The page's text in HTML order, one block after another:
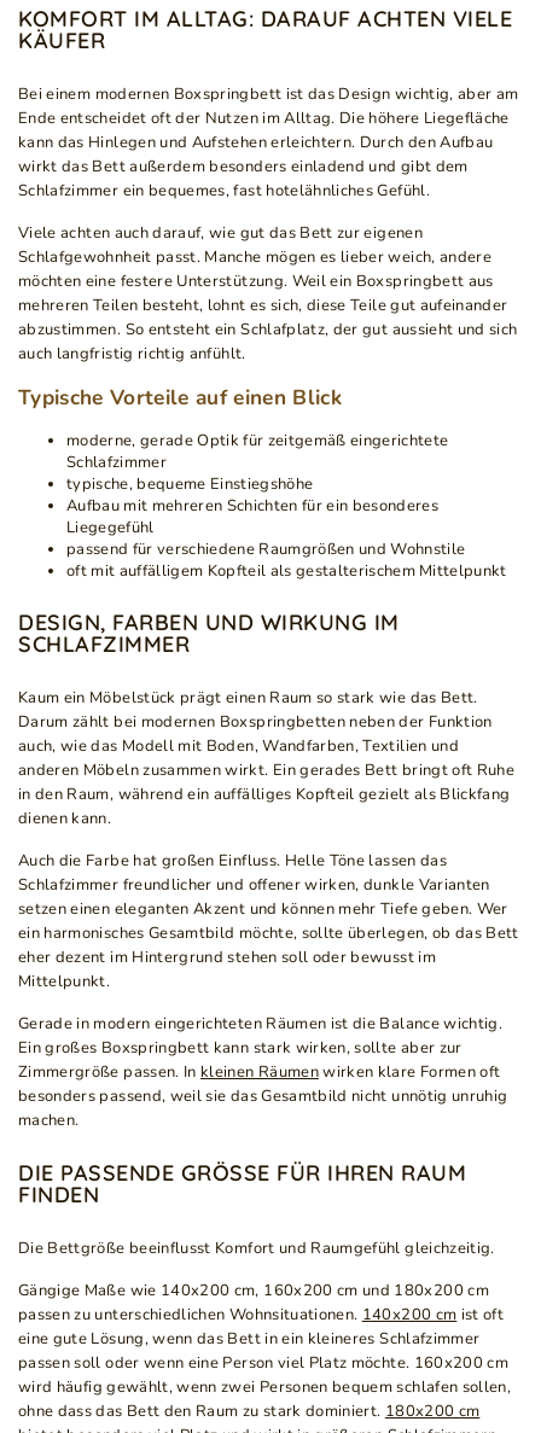
KOMFORT IM ALLTAG: DARAUF ACHTEN VIELE
KÄUFER
Bei einem modernen Boxspringbett ist das Design wichtig, aber am
Ende entscheidet oft der Nutzen im Alltag. Die höhere Liegefläche
kann das Hinlegen und Aufstehen erleichtern. Durch den Aufbau
wirkt das Bett außerdem besonders einladend und gibt dem
Schlafzimmer ein bequemes, fast hotelähnliches Gefühl.
Viele achten auch darauf, wie gut das Bett zur eigenen
Schlafgewohnheit passt. Manche mögen es lieber weich, andere
möchten eine festere Unterstützung. Weil ein Boxspringbett aus
mehreren Teilen besteht, lohnt es sich, diese Teile gut aufeinander
abzustimmen. So entsteht ein Schlafplatz, der gut aussieht und sich
auch langfristig richtig anfühlt.
Typische Vorteile auf einen Blick
moderne, gerade Optik für zeitgemäß eingerichtete
Schlafzimmer
typische, bequeme Einstiegshöhe
Aufbau mit mehreren Schichten für ein besonderes
Liegegefühl
passend für verschiedene Raumgrößen und Wohnstile
oft mit auffälligem Kopfteil als gestalterischem Mittelpunkt
DESIGN, FARBEN UND WIRKUNG IM
SCHLAFZIMMER
Kaum ein Möbelstück prägt einen Raum so stark wie das Bett.
Darum zählt bei modernen Boxspringbetten neben der Funktion
auch, wie das Modell mit Boden, Wandfarben, Textilien und
anderen Möbeln zusammen wirkt. Ein gerades Bett bringt oft Ruhe
in den Raum, während ein auffälliges Kopfteil gezielt als Blickfang
dienen kann.
Auch die Farbe hat großen Einfluss. Helle Töne lassen das
Schlafzimmer freundlicher und offener wirken, dunkle Varianten
setzen einen eleganten Akzent und können mehr Tiefe geben. Wer
ein harmonisches Gesamtbild möchte, sollte überlegen, ob das Bett
eher dezent im Hintergrund stehen soll oder bewusst im
Mittelpunkt.
Gerade in modern eingerichteten Räumen ist die Balance wichtig.
Ein großes Boxspringbett kann stark wirken, sollte aber zur
Zimmergröße passen. In kleinen Räumenwirken klare Formen oft
besonders passend, weil sie das Gesamtbild nicht unnötig unruhig
machen.
DIE PASSENDE GRÖSSE FÜR IHREN RAUM F
INDEN
Die Bettgröße beeinflusst Komfort und Raumgefühl gleichzeitig.
Gängige Maße wie 140x200 cm, 160x200 cm und 180x200 cm
passen zu unterschiedlichen Wohnsituationen. 140x200 cm ist oft
eine gute Lösung, wenn das Bett in ein kleineres Schlafzimmer
passen soll oder wenn eine Person viel Platz möchte. 160x200 cm
wird häufig gewählt, wenn zwei Personen bequem schlafen sollen,
ohne dass das Bett den Raum zu stark dominiert. 180x200 cm